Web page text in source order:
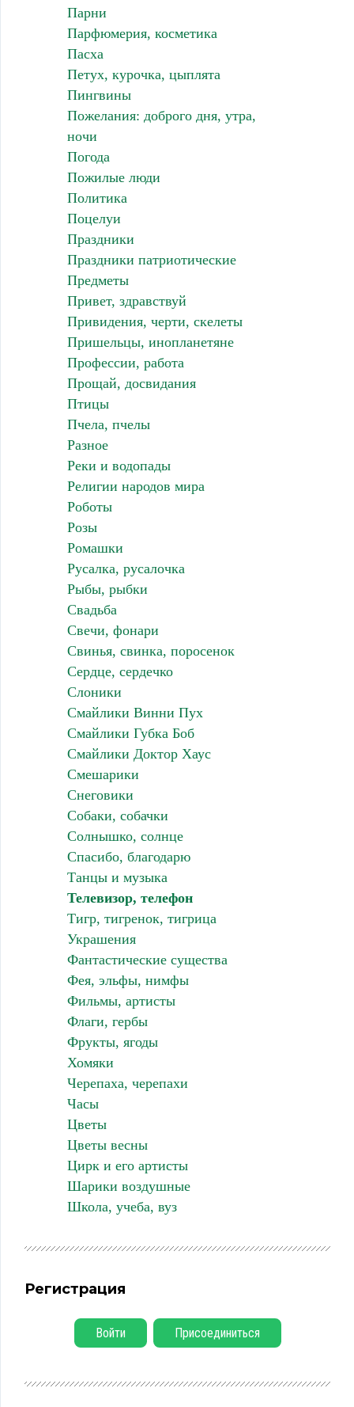
Парни
Парфюмерия, косметика
Пасха
Петух, курочка, цыплята
Пингвины
Пожелания: доброго дня, утра,
ночи
Погода
Пожилые люди
Политика
Поцелуи
Праздники
Праздники патриотические
Предметы
Привет, здравствуй
Привидения, черти, скелеты
Пришельцы, инопланетяне
Профессии, работа
Прощай, досвидания
Птицы
Пчела, пчелы
Разное
Реки и водопады
Религии народов мира
Роботы
Розы
Ромашки
Русалка, русалочка
Рыбы, рыбки
Свадьба
Свечи, фонари
Свинья, свинка, поросенок
Сердце, сердечко
Слоники
Смайлики Винни Пух
Смайлики Губка Боб
Смайлики Доктор Хаус
Смешарики
Снеговики
Собаки, собачки
Солнышко, солнце
Спасибо, благодарю
Танцы и музыка
Телевизор, телефон
Тигр, тигренок, тигрица
Украшения
Фантастические существа
Фея, эльфы, нимфы
Фильмы, артисты
Флаги, гербы
Фрукты, ягоды
Хомяки
Черепаха, черепахи
Часы
Цветы
Цветы весны
Цирк и его артисты
Шарики воздушные
Школа, учеба, вуз
Регистрация
Войти Присоединиться